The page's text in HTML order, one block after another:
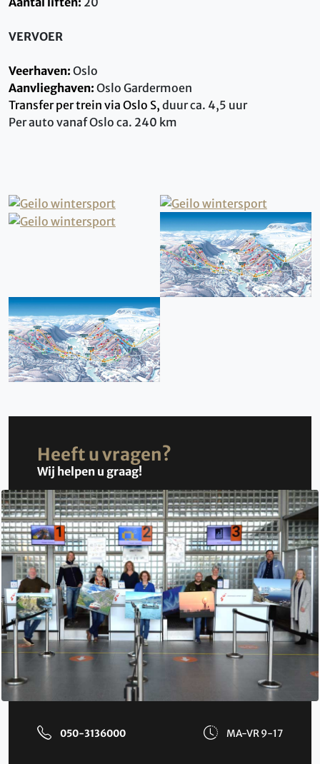
VERVOER
Veerhaven: Oslo
Aanvlieghaven: Oslo Gardermoen
Transfer per trein via Oslo S, duur ca. 4,5 uur
Per auto vanaf Oslo ca. 240 km
Heeft u vragen?
Wij helpen u graag!
050-3136000 MA-VR 9-17